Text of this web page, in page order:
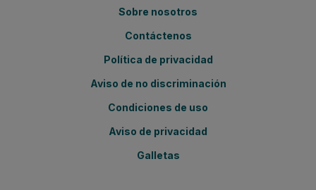
Sobre nosotros
Contáctenos
Política de privacidad
Aviso de no discriminación
Condiciones de uso
Aviso de privacidad
Galletas